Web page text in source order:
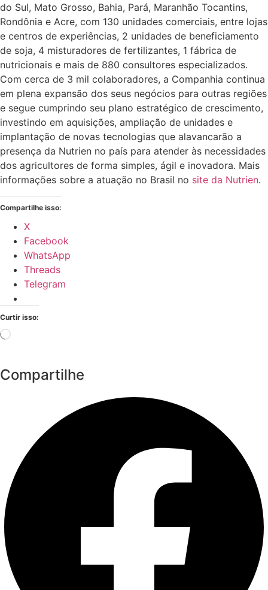
do Sul, Mato Grosso, Bahia, Pará, Maranhão Tocantins,
Rondônia e Acre, com 130 unidades comerciais, entre lojas
e centros de experiências, 2 unidades de beneficiamento
de soja, 4 misturadores de fertilizantes, 1 fábrica de
nutricionais e mais de 880 consultores especializados.
Com cerca de 3 mil colaboradores, a Companhia continua
em plena expansão dos seus negócios para outras regiões
e segue cumprindo seu plano estratégico de crescimento,
investindo em aquisições, ampliação de unidades e
implantação de novas tecnologias que alavancarão a
presença da Nutrien no país para atender às necessidades
dos agricultores de forma simples, ágil e inovadora. Mais
informações sobre a atuação no Brasil no site da Nutrien.
Compartilhe isso:
X
Facebook
WhatsApp
Threads
Telegram
Curtir isso:
Carregando...
Compartilhe